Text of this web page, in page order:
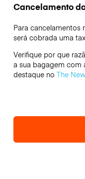
Cancelamento
Para cancelamentos
será cobrada uma
Verifique por que
a sua bagagem com
destaque no The